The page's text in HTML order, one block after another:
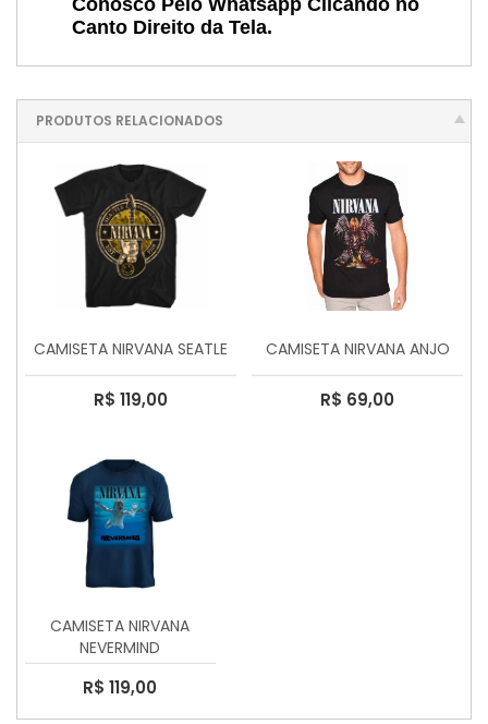
Canto Direito da Tela.
PRODUTOS RELACIONADOS
CAMISETA NIRVANA SEATLE
R$ 119,00
CAMISETA NIRVANA ANJO
R$ 69,00
CAMISETA NIRVANA
NEVERMIND
R$ 119,00